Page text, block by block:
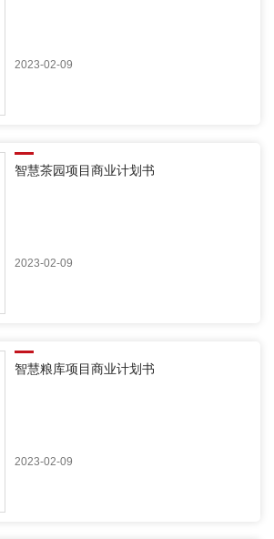
2023-02-09
智慧茶园项目商业计划书
2023-02-09
智慧粮库项目商业计划书
2023-02-09